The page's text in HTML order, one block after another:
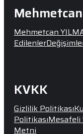
Mehmetcan
Edilenler
KVKK
Gizlilik Politikası
PolitikasıMesafeli
Metni